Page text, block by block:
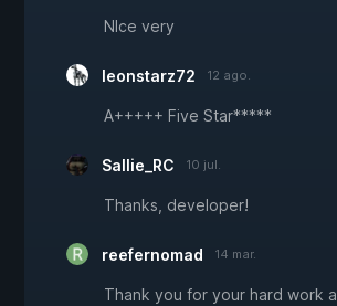
NIce very
leonstarz72 12 ago.
A+++++ Five Star*****
Sallie_RC 10 jul.
Thanks, developer!
reefernomad 14 mar.
Thank you for your hard work